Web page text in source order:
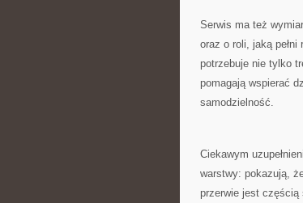
Serwis ma też
oraz o roli, jaką
potrzebuje nie tylko
pomagają wspierać
samodzielność.
Ciekawym
warstwy: pokazują,
przerwie jest częścią